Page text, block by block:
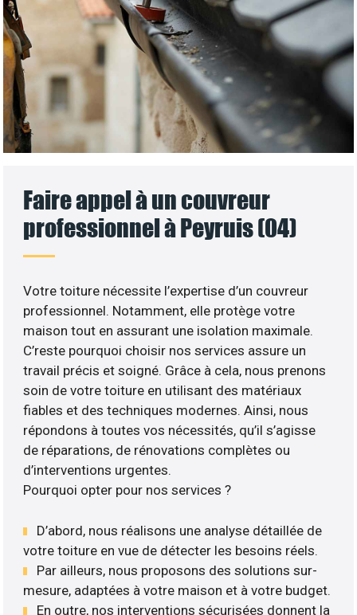
Faire appel à un couvreur
professionnel à Peyruis (04)
Votre toiture nécessite l’expertise d’un couvreur
professionnel. Notamment, elle protège votre
maison tout en assurant une isolation maximale.
C’reste pourquoi choisir nos services assure un
travail précis et soigné. Grâce à cela, nous prenons
soin de votre toiture en utilisant des matériaux
fiables et des techniques modernes. Ainsi, nous
répondons à toutes vos nécessités, qu’il s’agisse
de réparations, de rénovations complètes ou
d’interventions urgentes.
Pourquoi opter pour nos services ?
D’abord, nous réalisons une analyse détaillée de
votre toiture en vue de détecter les besoins réels.
Par ailleurs, nous proposons des solutions sur-
mesure, adaptées à votre maison et à votre budget.
En outre, nos interventions sécurisées donnent la